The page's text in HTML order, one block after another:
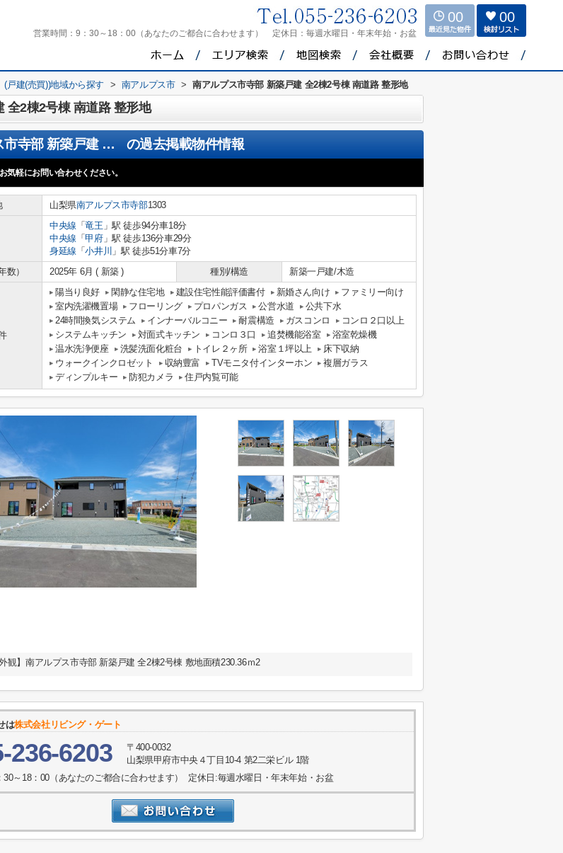
営業時間： 9：30～18：00（あなたのご都合に合わせます） 定休日： 毎週水曜日・年末年始・お盆
00 00
(戸建(売買))地域から探す > 南アルプス市 > 南アルプス市寺部 新築戸建 全2棟2号棟 南道路 整形地
全2棟2号棟 南道路 整形地
南アルプス市寺部 新築戸建 全2棟2号棟 南道路 整形地 の過去掲載物件情報
気軽にお問い合わせください。
山梨県南アルプス市寺部1303
中央線 「竜王 」駅 徒歩94分車18分
中央線 「甲府」駅 徒歩136分車29分
身延線 「小井川 」駅 徒歩51分車7分
数）
2025年 6月 ( 新築 ) 種別/構造 新築一戸建/木造
陽当り良好 閑静な住宅地 建設住宅性能評価書付 新婚さん向け
ファミリー向け
室内洗濯機置場
フローリング プロパンガス 公営水道
公共下水
24時間換気システム
インナーバルコニー 耐震構造 ガスコンロ
コンロ２口以上
システムキッチン
対面式キッチン コンロ３口 追焚機能浴室
浴室乾燥機
温水洗浄便座
洗髪洗面化粧台 トイレ２ヶ所 浴室１坪以上
床下収納
ウォークインクロゼット
収納豊富 TVモニタ付インターホン
複層ガラス
ディンプルキー
防犯カメラ 住戸内覧可能
外観】南アルプス市寺部 新築戸建 全2棟2号棟 敷地面積230.36ｍ2
は株式会社リビング・ゲート
236-6203
〒400-0032
山梨県甲府市中央４丁目10-4 第2二栄ビル 1階
30～18：00（あなたのご都合に合わせます） 定休日:毎週水曜日・年末年始・お盆